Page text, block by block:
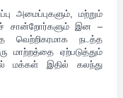
அமைப்புகளும், மற்றும்
சான்றோர்களும் இன –
வெற்றிகரமாக நடத்த
மாற்றத்தை ஏற்படுத்தும்
மக்கள் இதில் கலந்து